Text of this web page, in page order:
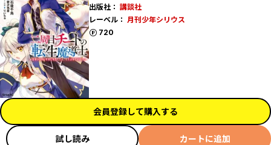
出版社： 講談社
レーベル： 月刊少年シリウス
720
ポイント
会員登録して購入する
試し読み カートに追加